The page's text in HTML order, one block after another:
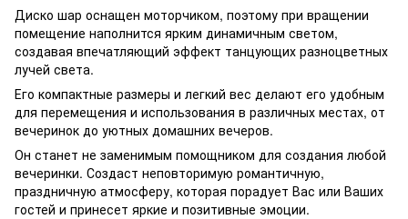
Диско шар оснащен моторчиком, поэтому при вращении
помещение наполнится ярким динамичным светом,
создавая впечатляющий эффект танцующих разноцветных
лучей света.
Его компактные размеры и легкий вес делают его удобным
для перемещения и использования в различных местах, от
вечеринок до уютных домашних вечеров.
Он станет не заменимым помощником для создания любой
вечеринки. Создаст неповторимую романтичную,
праздничную атмосферу, которая порадует Вас или Ваших
гостей и принесет яркие и позитивные эмоции.